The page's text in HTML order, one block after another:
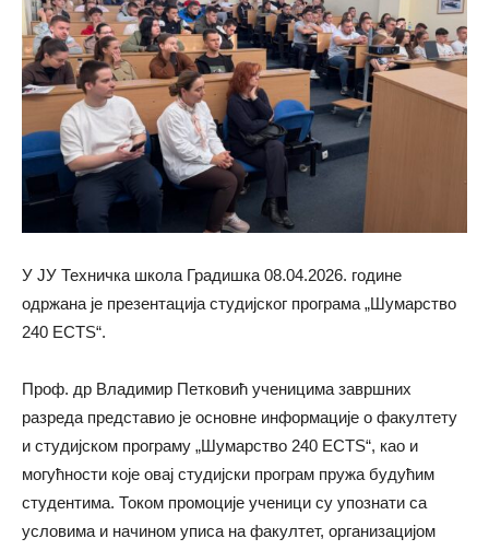
У ЈУ Техничка школа Градишка 08.04.2026. године
одржана је презентација студијског програма „Шумарство
240 ECTS“.
Проф. др Владимир Петковић ученицима завршних
разреда представио је основне информације о факултету
и студијском програму „Шумарство 240 ECTS“, као и
могућности које овај студијски програм пружа будућим
студентима. Током промоције ученици су упознати са
условима и начином уписа на факултет, организацијом